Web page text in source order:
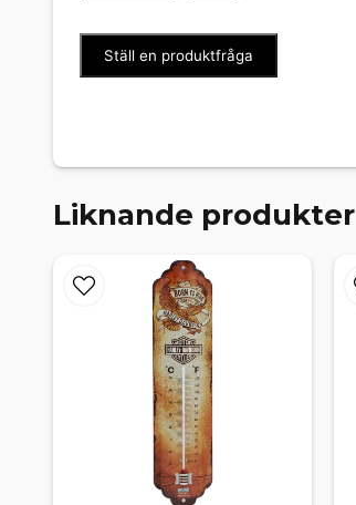
Ställ en produktfråga
Liknande produkter